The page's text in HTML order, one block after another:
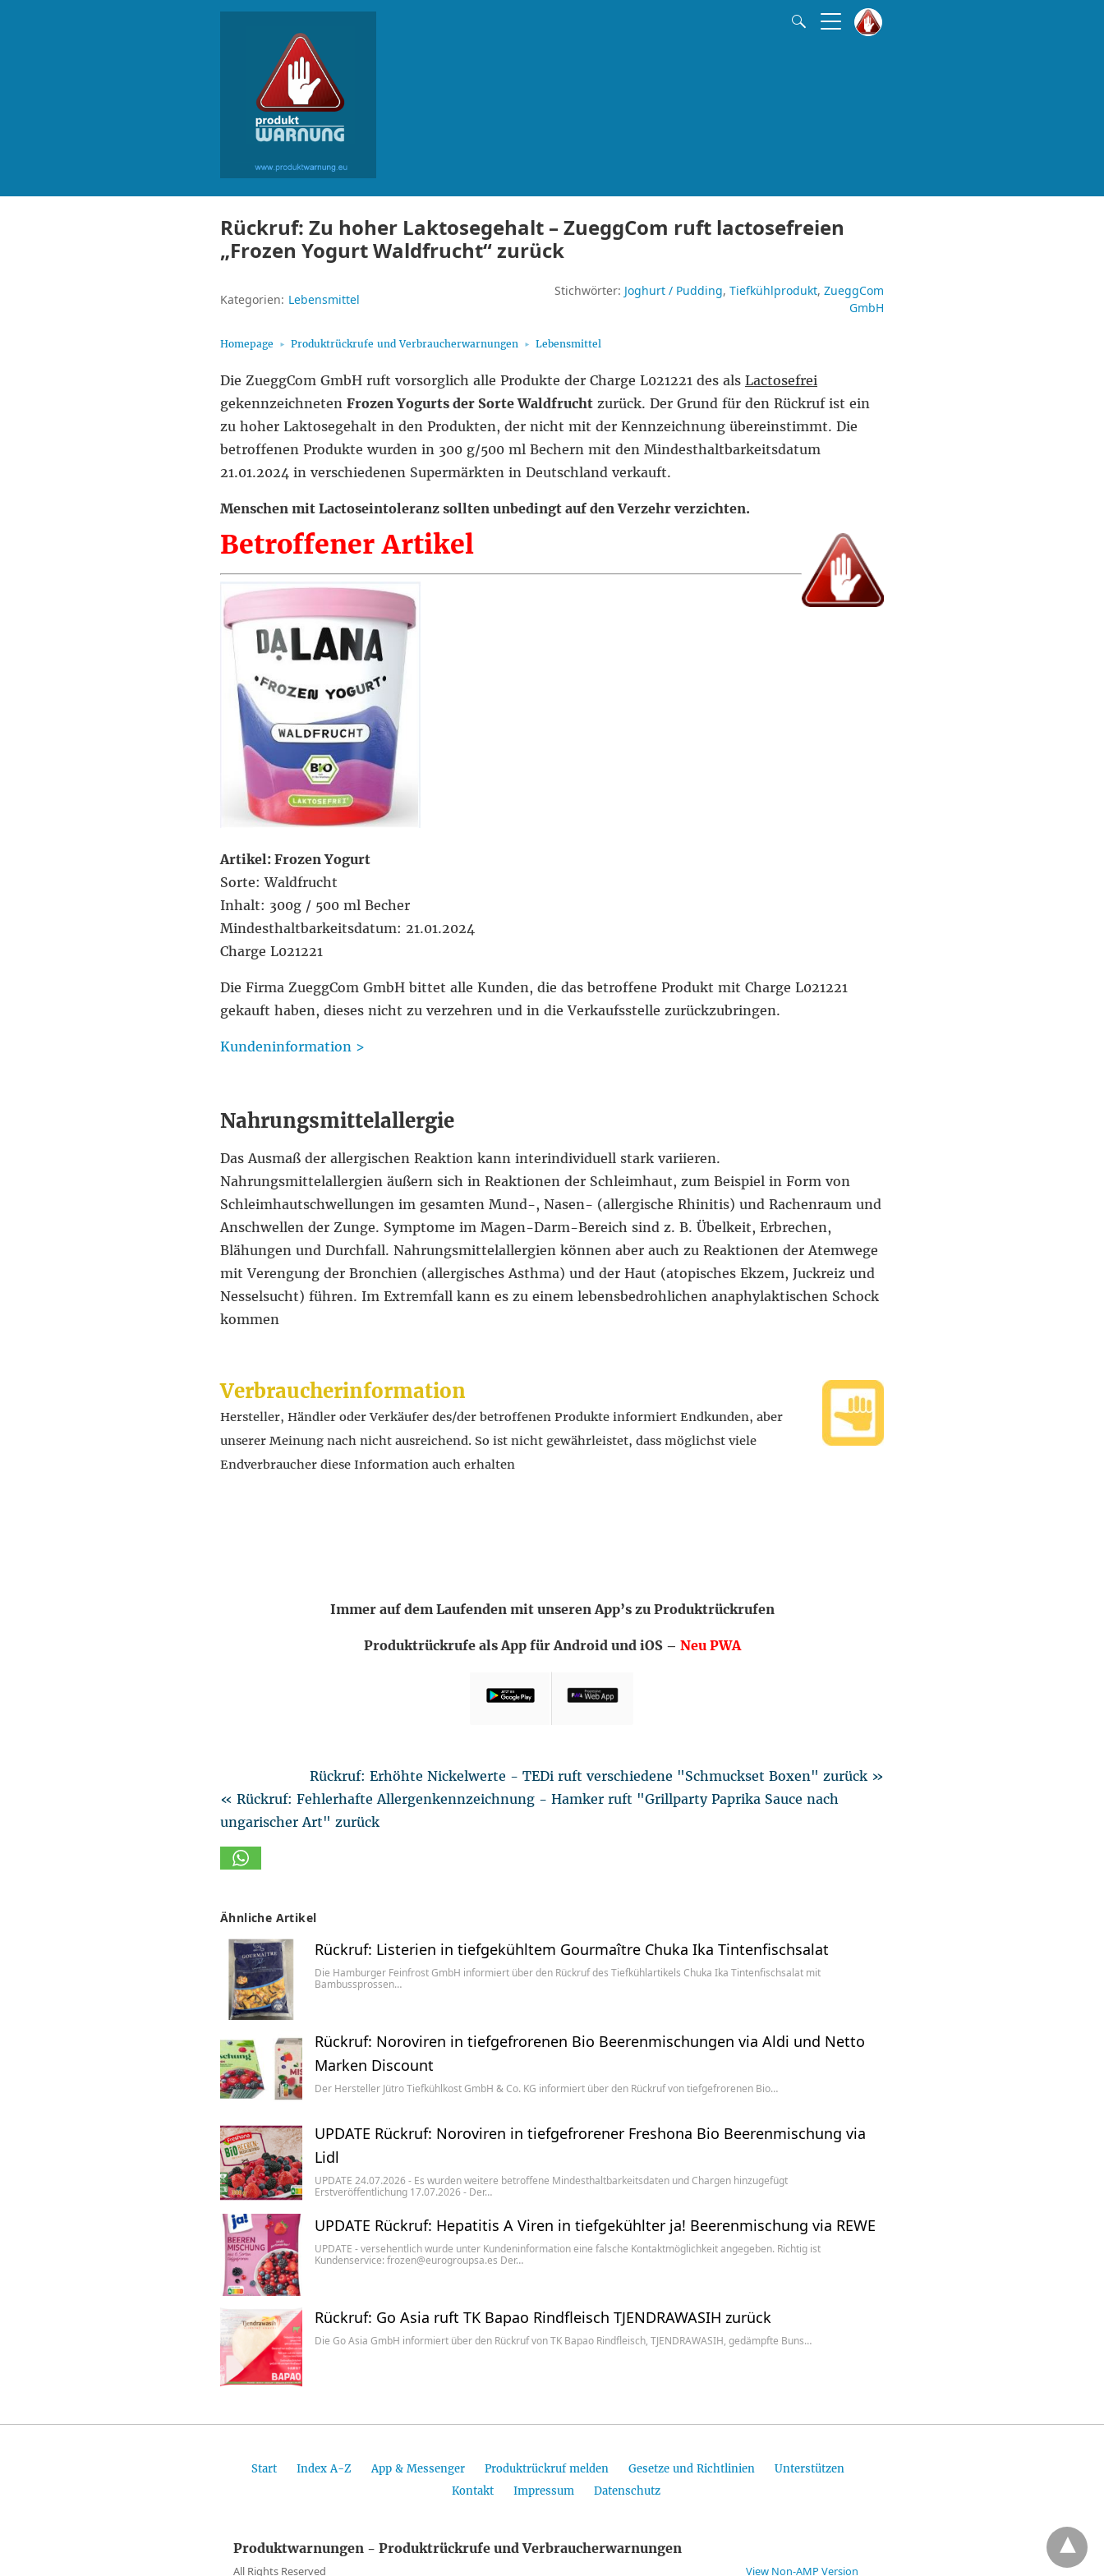
Rückruf: Zu hoher Laktosegehalt – ZueggCom ruft lactosefreien
„Frozen Yogurt Waldfrucht“ zurück
Kategorien: Lebensmittel
Stichwörter: Joghurt / Pudding Tiefkühlprodukt ZueggCom
GmbH
Homepage Produktrückrufe und Verbraucherwarnungen Lebensmittel
Die ZueggCom GmbH ruft vorsorglich alle Produkte der Charge L021221 des als Lactosefrei
gekennzeichneten Frozen Yogurts der Sorte Waldfrucht zurück. Der Grund für den Rückruf ist ein
zu hoher Laktosegehalt in den Produkten, der nicht mit der Kennzeichnung übereinstimmt. Die
betroffenen Produkte wurden in 300 g/500 ml Bechern mit den Mindesthaltbarkeitsdatum
21.01.2024 in verschiedenen Supermärkten in Deutschland verkauft.
Menschen mit Lactoseintoleranz sollten unbedingt auf den Verzehr verzichten.
Betroffener Artikel
Artikel: Frozen Yogurt
Sorte: Waldfrucht
Inhalt: 300g / 500 ml Becher
Mindesthaltbarkeitsdatum: 21.01.2024
Charge L021221
Die Firma ZueggCom GmbH bittet alle Kunden, die das betroffene Produkt mit Charge L021221
gekauft haben, dieses nicht zu verzehren und in die Verkaufsstelle zurückzubringen.
Kundeninformation >
Nahrungsmittelallergie
Das Ausmaß der allergischen Reaktion kann interindividuell stark variieren.
Nahrungsmittelallergien äußern sich in Reaktionen der Schleimhaut, zum Beispiel in Form von
Schleimhautschwellungen im gesamten Mund-, Nasen- (allergische Rhinitis) und Rachenraum und
Anschwellen der Zunge. Symptome im Magen-Darm-Bereich sind z. B. Übelkeit, Erbrechen,
Blähungen und Durchfall. Nahrungsmittelallergien können aber auch zu Reaktionen der Atemwege
mit Verengung der Bronchien (allergisches Asthma) und der Haut (atopisches Ekzem, Juckreiz und
Nesselsucht) führen. Im Extremfall kann es zu einem lebensbedrohlichen anaphylaktischen Schock
kommen
Verbraucherinformation
Hersteller, Händler oder Verkäufer des/der betroffenen Produkte informiert Endkunden, aber
unserer Meinung nach nicht ausreichend. So ist nicht gewährleistet, dass möglichst viele
Endverbraucher diese Information auch erhalten
Immer auf dem Laufenden mit unseren App’s zu Produktrückrufen
Produktrückrufe als App für Android und iOS – Neu PWA
Rückruf: Erhöhte Nickelwerte - TEDi ruft verschiedene "Schmuckset Boxen" zurück »
« Rückruf: Fehlerhafte Allergenkennzeichnung - Hamker ruft "Grillparty Paprika Sauce nach
ungarischer Art" zurück
Ähnliche Artikel
Rückruf: Listerien in tiefgekühltem Gourmaître Chuka Ika Tintenfischsalat
Die Hamburger Feinfrost GmbH informiert über den Rückruf des Tiefkühlartikels Chuka Ika Tintenfischsalat mit
Bambussprossen…
Rückruf: Noroviren in tiefgefrorenen Bio Beerenmischungen via Aldi und Netto
Marken Discount
Der Hersteller Jütro Tiefkühlkost GmbH & Co. KG informiert über den Rückruf von tiefgefrorenen Bio…
UPDATE Rückruf: Noroviren in tiefgefrorener Freshona Bio Beerenmischung via
Lidl
UPDATE 24.07.2026 - Es wurden weitere betroffene Mindesthaltbarkeitsdaten und Chargen hinzugefügt
Erstveröffentlichung 17.07.2026 - Der…
UPDATE Rückruf: Hepatitis A Viren in tiefgekühlter ja! Beerenmischung via REWE
UPDATE - versehentlich wurde unter Kundeninformation eine falsche Kontaktmöglichkeit angegeben. Richtig ist
Kundenservice: frozen@eurogroupsa.es Der…
Rückruf: Go Asia ruft TK Bapao Rindfleisch TJENDRAWASIH zurück
Die Go Asia GmbH informiert über den Rückruf von TK Bapao Rindfleisch, TJENDRAWASIH, gedämpfte Buns…
Start Index A-Z App & Messenger Produktrückruf melden Gesetze und Richtlinien
Unterstützen
Kontakt
Impressum Datenschutz
Produktwarnungen - Produktrückrufe und Verbraucherwarnungen
All Rights Reserved View Non-AMP Version